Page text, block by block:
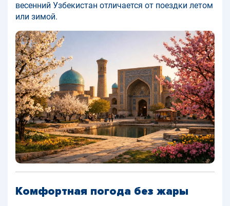
весенний Узбекистан отличается от поездки летом
или зимой.
Комфортная погода без жары